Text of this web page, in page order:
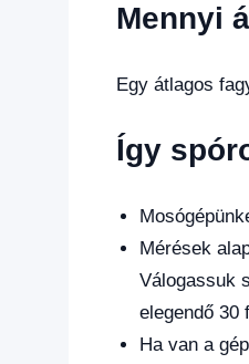
Mennyi
Egy átlagos
Így
Mérések
Válogassuk
elegendő 30
Ha van a